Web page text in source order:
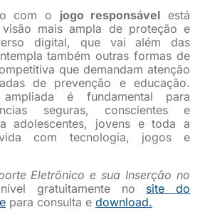
com o jogo responsável está
mais ampla de proteção e
digital, que vai além das
também outras formas de
que demandam atenção
de prevenção e educação.
é fundamental para
seguras, conscientes e
adolescentes, jovens e toda a
com tecnologia, jogos e
Eletrônico e sua Inserção no
gratuitamente no site do
para consulta e download.